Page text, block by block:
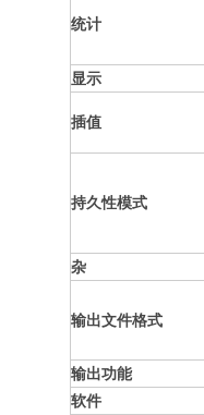
统计
显示
插值
持久性模式
杂
输出文件格式
输出功能
软件